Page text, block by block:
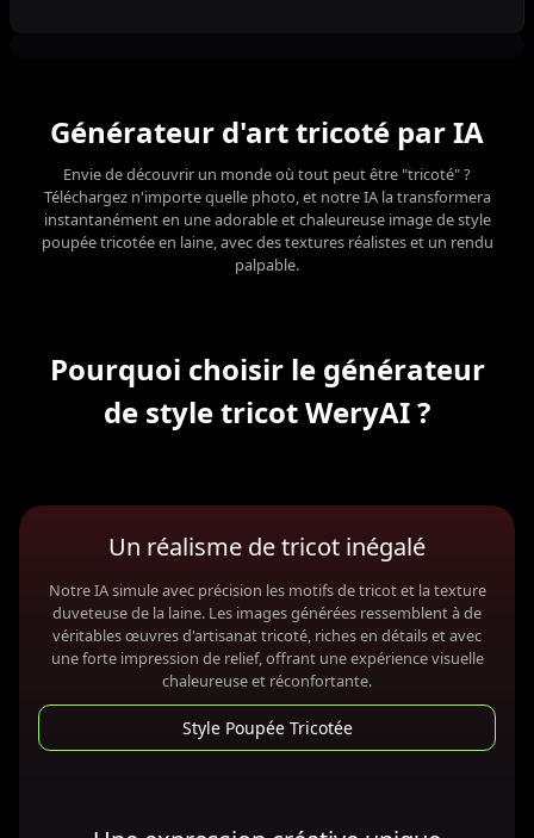
Générateur d'art tricoté par IA
Envie de découvrir un monde où tout peut être "tricoté" ?
Téléchargez n'importe quelle photo, et notre IA la transformera
instantanément en une adorable et chaleureuse image de style
poupée tricotée en laine, avec des textures réalistes et un rendu
palpable.
Pourquoi choisir le générateur
de style tricot WeryAI ?
Un réalisme de tricot inégalé
Notre IA simule avec précision les motifs de tricot et la texture
duveteuse de la laine. Les images générées ressemblent à de
véritables œuvres d'artisanat tricoté, riches en détails et avec
une forte impression de relief, offrant une expérience visuelle
chaleureuse et réconfortante.
Style Poupée Tricotée